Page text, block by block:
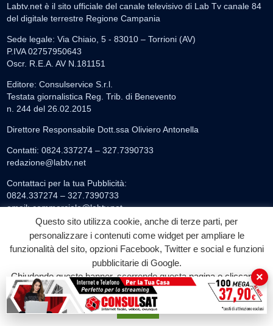
Labtv.net è il sito ufficiale del canale televisivo di Lab Tv canale 84
del digitale terrestre Regione Campania
Sede legale: Via Chiaio, 5 - 83010 – Torrioni (AV)
P.IVA 02757950643
Oscr. R.E.A. AV N.181151
Editore: Consulservice S.r.l.
Testata giornalistica Reg. Trib. di Benevento
n. 244 del 26.02.2015
Direttore Responsabile Dott.ssa Oliviero Antonella
Contatti: 0824.337274 – 327.7390733
redazione@labtv.net
Contattaci per la tua Pubblicità:
0824.337274 – 327.7390733
email:commerciale@labtv.net
LABTV
Privacy Policy
Programmi TV
Speciale LabTv
Questo sito utilizza cookie, anche di terze parti, per
personalizzare i contenuti come widget per ampliare le
funzionalità del sito, opzioni Facebook, Twitter e social e funzioni
pubblicitarie di Google.
Chiudendo questo banner, scorrendo questa pagina o cliccando
su qualunque suo elemento acconsenti all'uso dei cookie.
Accetta
×